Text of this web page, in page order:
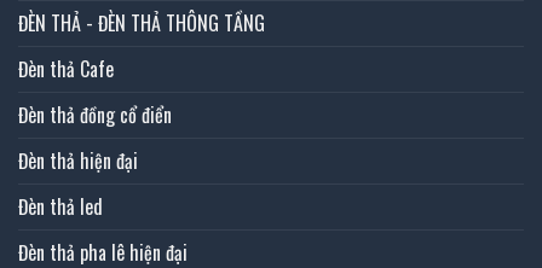
ĐÈN THẢ - ĐÈN THẢ THÔNG TẦNG
Đèn thả Cafe
Đèn thả đồng cổ điển
Đèn thả hiện đại
Đèn thả led
Đèn thả pha lê hiện đại